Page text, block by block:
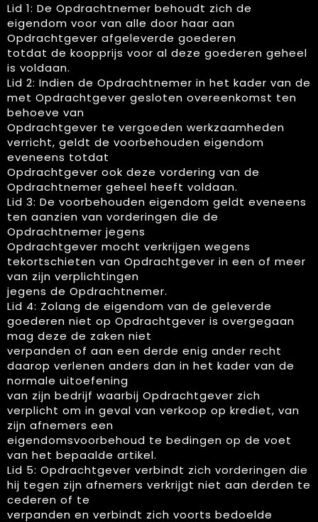
Lid 1: De Opdrachtnemer behoudt zich de
eigendom voor van alle door haar aan
Opdrachtgever afgeleverde goederen
totdat de koopprijs voor al deze goederen geheel
is voldaan.
Lid 2: Indien de Opdrachtnemer in het kader van de
met Opdrachtgever gesloten overeenkomst ten
behoeve van
Opdrachtgever te vergoeden werkzaamheden
verricht, geldt de voorbehouden eigendom
eveneens totdat
Opdrachtgever ook deze vordering van de
Opdrachtnemer geheel heeft voldaan.
Lid 3: De voorbehouden eigendom geldt eveneens
ten aanzien van vorderingen die de
Opdrachtnemer jegens
Opdrachtgever mocht verkrijgen wegens
tekortschieten van Opdrachtgever in een of meer
van zijn verplichtingen
jegens de Opdrachtnemer.
Lid 4: Zolang de eigendom van de geleverde
goederen niet op Opdrachtgever is overgegaan
mag deze de zaken niet
verpanden of aan een derde enig ander recht
daarop verlenen anders dan in het kader van de
normale uitoefening
van zijn bedrijf waarbij Opdrachtgever zich
verplicht om in geval van verkoop op krediet, van
zijn afnemers een
eigendomsvoorbehoud te bedingen op de voet
van het bepaalde artikel.
Lid 5: Opdrachtgever verbindt zich vorderingen die
hij tegen zijn afnemers verkrijgt niet aan derden te
cederen of te
verpanden en verbindt zich voorts bedoelde